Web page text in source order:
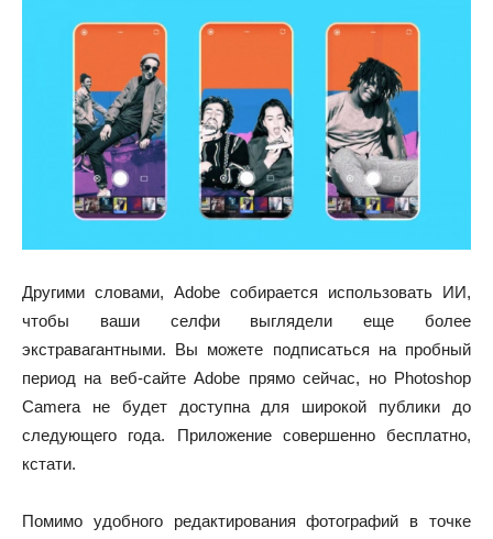
Другими словами, Adobe собирается использовать ИИ,
чтобы ваши селфи выглядели еще более
экстравагантными. Вы можете подписаться на пробный
период на веб-сайте Adobe прямо сейчас, но Photoshop
Camera не будет доступна для широкой публики до
следующего года. Приложение совершенно бесплатно,
кстати.
Помимо удобного редактирования фотографий в точке